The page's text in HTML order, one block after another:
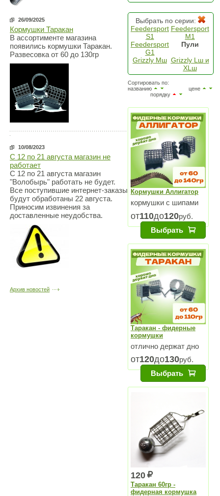
26/09/2025
Кормушки Таракан
В ассортименте магазина
появились кормушки Таракан.
Развесовка от 60 до 130гр
10/08/2023
С 12 по 21 августа магазин не
работает
С 12 по 21 августа магазин
"Волобырь" работать не будет.
Все поступившие интернет-заказы
будут обработаны 22 августа.
Приносим извинения за
доставленные неудобства.
Архив новостей
Выбрать по серии:
Feedersport
S1
Feedersport
M1
Feedersport
G1
Пули
Grizzly Mш Grizzly Lш и
XLш
Сортировать по:
названию
цене
порядку
Кормушки Аллигатор
кормушки с шипами
от110до120руб.
Выбрать
Таракан - фидерные
кормушки
отлично держат дно
на течении и хорошо
летят
от120до130руб.
Выбрать
120
Таракан 60гр -
фидерная кормушка